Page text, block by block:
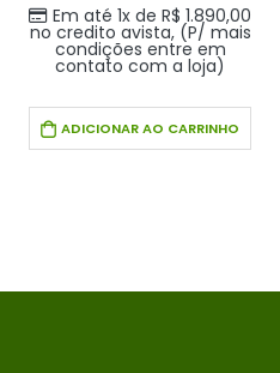
Em até 1x de R$ 1.890,00
no credito avista, (P/ mais
condições entre em
contato com a loja)
ADICIONAR AO CARRINHO
R$389,00no